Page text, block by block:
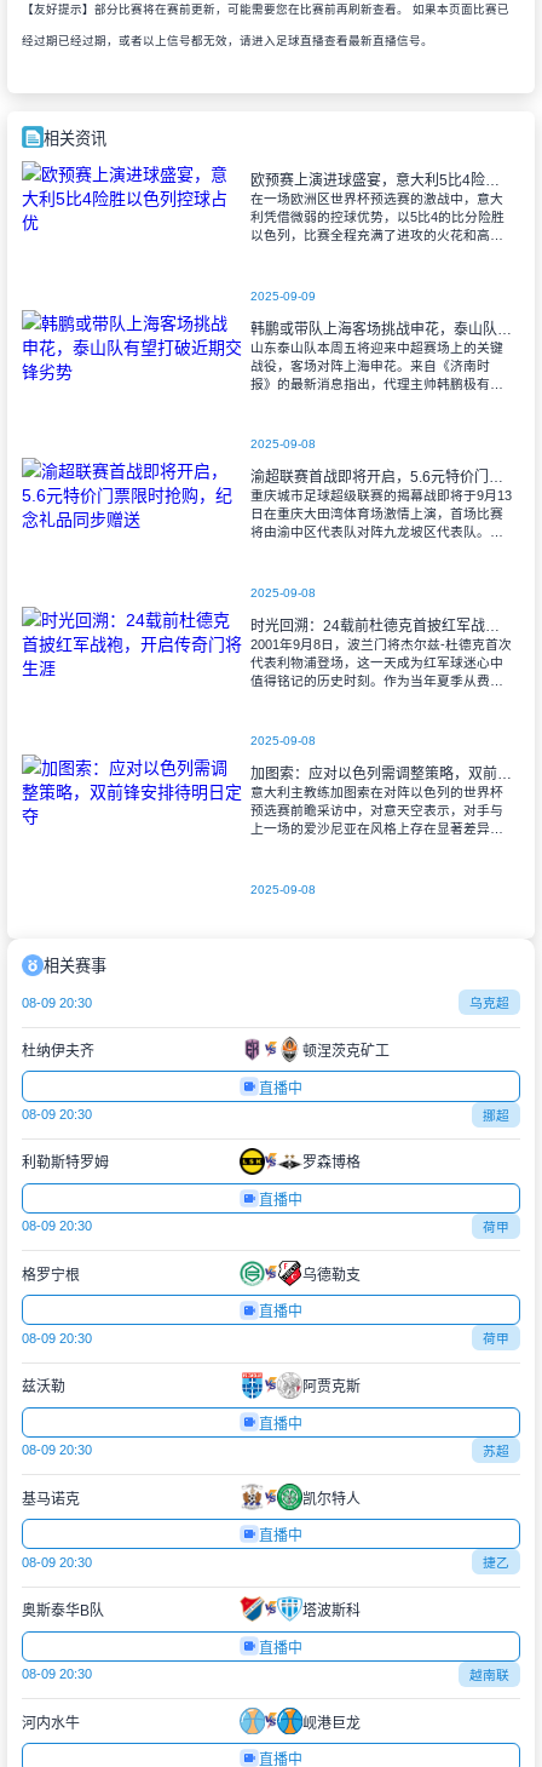
【友好提示】部分比赛将在赛前更新，可能需要您在比赛前再刷新查看。 如果本页面比赛已
经过期已经过期，或者以上信号都无效，请进入足球直播查看最新直播信号。
相关资讯
欧预赛上演进球盛宴，意大利5比4险胜以色列控球占优
在一场欧洲区世界杯预选赛的激战中，意大
利凭借微弱的控球优势，以5比4的比分险胜
以色列，比赛全程充满了进攻的火花和高效
2025-09-09
山东泰山队本周五将迎来中超赛场上的关键
战役，客场对阵上海申花。来自《济南时
报》的最新消息指出，代理主帅韩鹏极有可
验。
2025-09-08
渝超联赛首战即将开启，5.6元特价门票限时抢购，纪念礼品同步赠送
重庆城市足球超级联赛的揭幕战即将于9月13
日在重庆大田湾体育场激情上演，首场比赛
将由渝中区代表队对阵九龙坡区代表队。据
2025-09-08
时光回溯：24载前杜德克首披红军战袍，开启传奇门将生涯
2001年9月8日，波兰门将杰尔兹-杜德克首次
代表利物浦登场，这一天成为红军球迷心中
值得铭记的历史时刻。作为当年夏季从费耶
2025-09-08
加图索：应对以色列需调整策略，双前锋安排待明日定夺
意大利主教练加图索在对阵以色列的世界杯
预选赛前瞻采访中，对意天空表示，对手与
上一场的爱沙尼亚在风格上存在显著差异。
出色的
2025-09-08
相关赛事
08-09 20:30 乌克超
杜纳伊夫齐 顿涅茨克矿工
直播中
08-09 20:30 挪超
利勒斯特罗姆 罗森博格
直播中
08-09 20:30 荷甲
格罗宁根 乌德勒支
直播中
08-09 20:30 荷甲
兹沃勒 阿贾克斯
直播中
08-09 20:30 苏超
基马诺克 凯尔特人
直播中
08-09 20:30 捷乙
奥斯泰华B队 塔波斯科
直播中
08-09 20:30 越南联
河内水牛 岘港巨龙
直播中